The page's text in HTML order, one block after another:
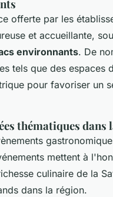
offerte par les
et accueillante,
environnants. De
tels que des espaces
pour favoriser un
thématiques dans
mettent à
culinaire de la
dans la région.